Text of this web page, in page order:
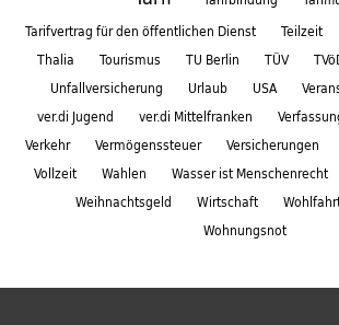
Tarifvertrag für den öffentlichen Dienst
Teilzeit
Thalia
Tourismus TU Berlin TÜV
Unfallversicherung
Urlaub USA
ver.di Jugend
ver.di Mittelfranken
Verkehr
Vermögenssteuer Versicherungen
Vollzeit
Wahlen Wasser ist Menschenrecht
Weihnachtsgeld
Wirtschaft
Wohnungsnot